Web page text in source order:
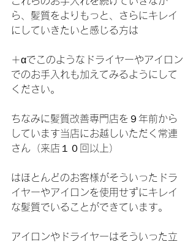
ら、髪質をよりもっと、さらにキレイ
にしていきたいと感じる方は
＋αでこのようなドライヤーやアイロン
でのお手入れも加えてみるようにして
ください。
ちなみに髪質改善専門店を９年前から
しています当店にお越しいただく常連
さん（来店１０回以上）
はほとんどのお客様がそういったドラ
イヤーやアイロンを使用せずにキレイ
な髪質でいることができています。
アイロンやドライヤーはそういった立